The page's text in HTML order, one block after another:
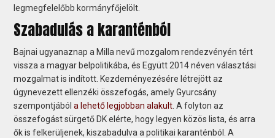
legmegfelelőbb kormányfőjelölt.
Szabadulás a karanténból
Bajnai ugyanaznap a Milla nevű mozgalom rendezvényén tért
vissza a magyar belpolitikába, és Együtt 2014 néven választási
mozgalmat is indított. Kezdeményezésére létrejött az
úgynevezett ellenzéki összefogás, amely Gyurcsány
szempontjábóla lehető legjobban alakult . A folyton az
összefogást sürgető DK elérte, hogy legyen közös lista, és arra
ők is felkerüljenek, kiszabadulva a politikai karanténból. A